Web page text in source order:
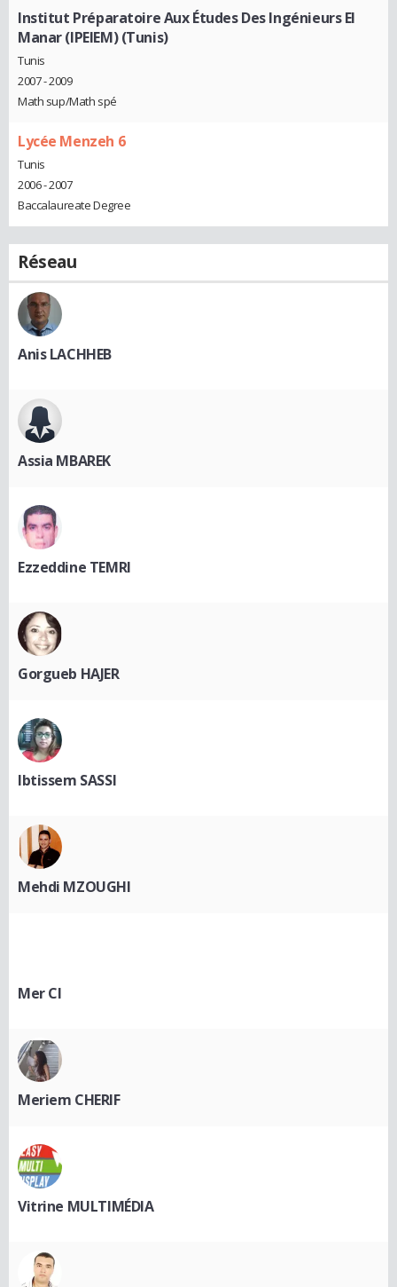
Institut Préparatoire Aux Études Des Ingénieurs El
Manar (IPEIEM) (Tunis)
Tunis
2007 - 2009
Math sup/Math spé
Lycée Menzeh 6
Tunis
2006 - 2007
Baccalaureate Degree
Réseau
Anis LACHHEB
Assia MBAREK
Ezzeddine TEMRI
Gorgueb HAJER
Ibtissem SASSI
Mehdi MZOUGHI
Mer CI
Meriem CHERIF
Vitrine MULTIMÉDIA